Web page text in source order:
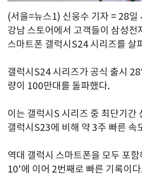
(서울=뉴스1) 신웅수 기자 = 28일
강남 스토어에서 고객들이 삼성전
스마트폰 갤럭시S24 시리즈를 살
갤럭시S24 시리즈가 공식 출시
량이 100만대를 돌파했다.
이는 갤럭시S 시리즈 중 최단기간
갤럭시S23에 비해 약 3주 빠른 속
역대 갤럭시 스마트폰을 모두 포
10'에 이어 2번째로 빠른 기록이